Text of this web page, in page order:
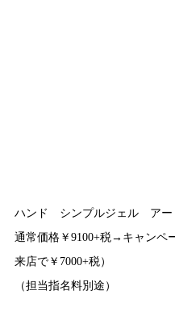
ハンド シンプルジェル アー
通常価格￥9100+税→キャンペ
来店で￥7000+税）
（担当指名料別途）